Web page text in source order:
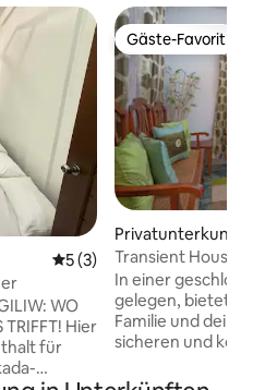
Durchschnittliche
5 (3)
WO
Hier
für
Gäste-Favorit
Gäste-Favorit
Privatunterkunft
ando
Transient House
Thunderbird
In einer
gelegen, bietet
Familie und
sicheren und
Thunderbird